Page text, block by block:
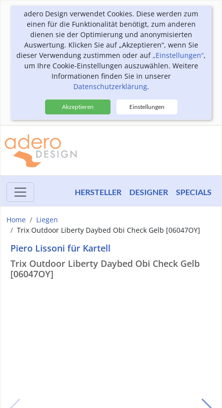
adero Design verwendet Cookies. Diese werden zum
einen für die Funktionalität benötigt, zum anderen
dienen sie der Optimierung und anonymisierten
Auswertung. Klicken Sie auf „Akzeptieren“, wenn Sie
dieser Verwendung zustimmen oder auf„Einstellungen“,
um Ihre Cookie-Einstellungen auszuwählen. Weitere
Informationen finden Sie in unserer
Datenschutzerklärung.
Akzeptieren Einstellungen
HERSTELLER DESIGNER SPECIALS
Home
Liegen
Trix Outdoor Liberty Daybed Obi Check Gelb [06047OY]
Piero Lissoni für Kartell
Trix Outdoor Liberty Daybed Obi Check Gelb
[06047OY]